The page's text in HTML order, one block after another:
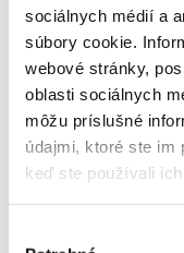
sociálnych médií a
súbory cookie.
webové stránky,
oblasti sociálnych
môžu príslušné
údajmi, ktoré ste im
keď ste používali
Penzión u Sysla